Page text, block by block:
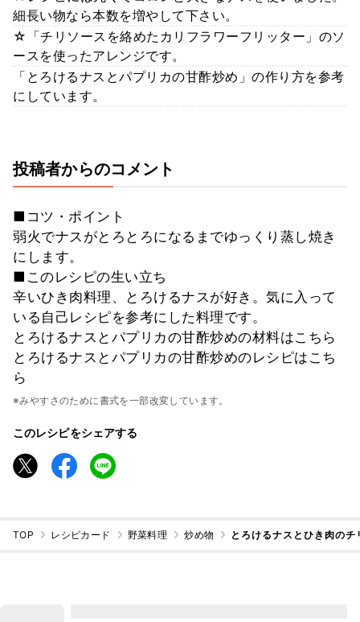
細長い物なら本数を増やして下さい。
☆「チリソースを絡めたカリフラワーフリッター」のソ
ースを使ったアレンジです。
「とろけるナスとパプリカの甘酢炒め」の作り方を参考
にしています。
投稿者からのコメント
■コツ・ポイント
弱火でナスがとろとろになるまでゆっくり蒸し焼き
にします。
■このレシピの生い立ち
辛いひき肉料理、とろけるナスが好き。気に入って
いる自己レシピを参考にした料理です。
とろけるナスとパプリカの甘酢炒めの材料はこちら
とろけるナスとパプリカの甘酢炒めのレシピはこち
ら
※みやすさのために書式を一部改変しています。
このレシピをシェアする
TOP レシピカード 野菜料理 炒め物 とろけるナスとひき肉のチ